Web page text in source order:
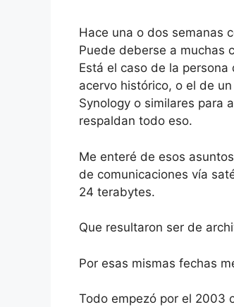
Hace una o dos semanas
Puede deberse a muchas
Está el caso de la
acervo histórico, o el de
Synology o similares para
respaldan todo eso.
Me enteré de esos
de comunicaciones vía
24 terabytes.
Que resultaron ser de
Por esas mismas fechas
Todo empezó por el 2003